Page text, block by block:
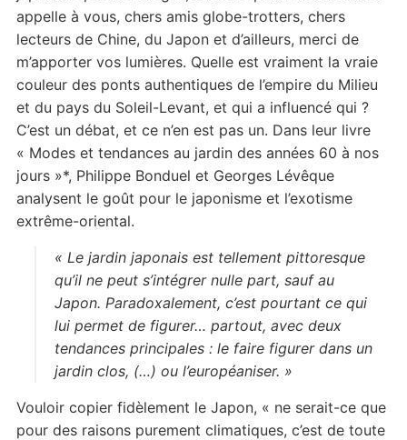
appelle à vous, chers amis globe-trotters, chers
lecteurs de Chine, du Japon et d’ailleurs, merci de
m’apporter vos lumières. Quelle est vraiment la vraie
couleur des ponts authentiques de l’empire du Milieu
et du pays du Soleil-Levant, et qui a influencé qui ?
C’est un débat, et ce n’en est pas un. Dans leur livre
« Modes et tendances au jardin des années 60 à nos
jours »*, Philippe Bonduel et Georges Lévêque
analysent le goût pour le japonisme et l’exotisme
extrême-oriental.
« Le jardin japonais est tellement pittoresque
qu’il ne peut s’intégrer nulle part, sauf au
Japon. Paradoxalement, c’est pourtant ce qui
lui permet de figurer… partout, avec deux
tendances principales : le faire figurer dans un
jardin clos, (…) ou l’européaniser. »
Vouloir copier fidèlement le Japon, « ne serait-ce que
pour des raisons purement climatiques, c’est de toute